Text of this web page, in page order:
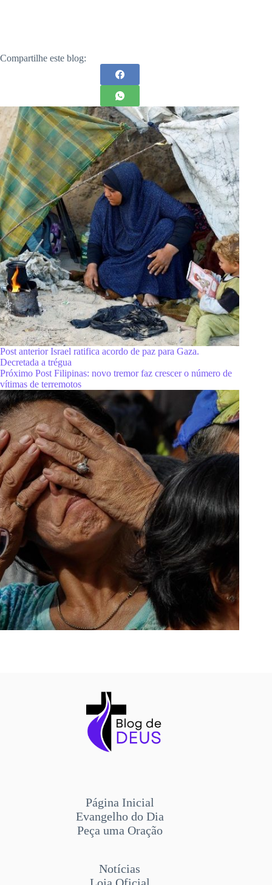
Compartilhe este blog:
PostanteriorIsrael ratifica acordo de paz para Gaza.
Decretada a trégua
Próximo Post Filipinas: novo tremor faz crescer o número de
vítimas de terremotos
Página Inicial
Evangelho do Dia
Peça uma Oração
Notícias